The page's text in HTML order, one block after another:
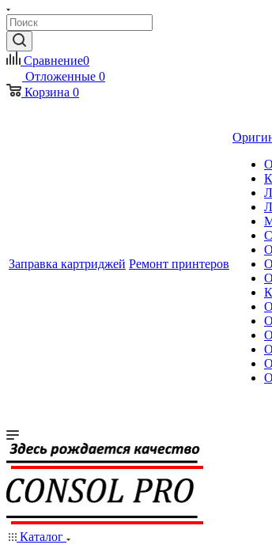
Сравнение0
Отложенные 0
Корзина 0
Заправка картриджей Ремонт принтеров
Каталог